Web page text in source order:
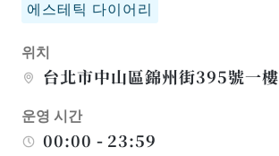
에스테틱 다이어리
위치
台北市中山區錦州街395號一樓
운영 시간
00:00 - 23:59